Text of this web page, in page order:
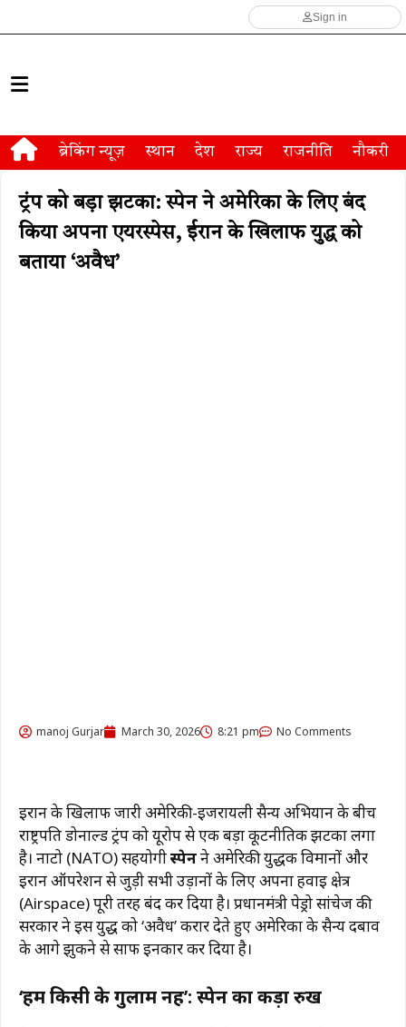
Sign in
ब्रेकिंग न्यूज़ स्थान देश राज्य राजनीति नौकरी
ट्रंप को बड़ा झटका: स्पेन ने अमेरिका के लिए बंद
किया अपना एयरस्पेस, ईरान के खिलाफ युद्ध को
बताया ‘अवैध’
manoj Gurjar March 30, 2026 8:21 pm No Comments
ईरान के खिलाफ जारी अमेरिकी-इजरायली सैन्य अभियान के बीच
राष्ट्रपति डोनाल्ड ट्रंप को यूरोप से एक बड़ा कूटनीतिक झटका लगा
है। नाटो (NATO) सहयोगीस्पेनने अमेरिकी युद्धक विमानों और
ईरान ऑपरेशन से जुड़ी सभी उड़ानों के लिए अपना हवाई क्षेत्र
(Airspace) पूरी तरह बंद कर दिया है। प्रधानमंत्री पेड्रो सांचेज की
सरकार ने इस युद्ध को ‘अवैध’ करार देते हुए अमेरिका के सैन्य दबाव
के आगे झुकने से साफ इनकार कर दिया है।
‘हम किसी के गुलाम नहीं’: स्पेन का कड़ा रुख